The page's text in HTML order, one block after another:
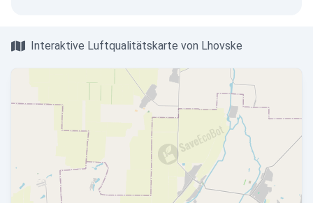
Interaktive Luftqualitätskarte von Lhovske